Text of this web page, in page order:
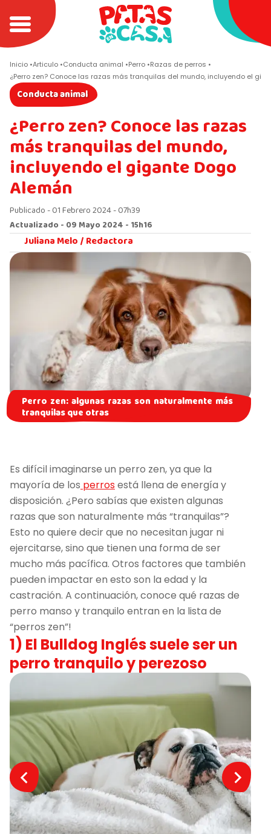
Inicio Articulo Conducta animal Perro Razas de perros
¿Perro zen? Conoce las razas más tranquilas del mundo, incluyendo el
Conducta animal
¿Perro zen? Conoce las razas
más tranquilas del mundo,
incluyendo el gigante Dogo
Alemán
Publicado - 01 Febrero 2024 - 07h39
Actualizado - 09 Mayo 2024 - 15h16
Juliana Melo /Redactora
Perro zen: algunas razas son naturalmente más
tranquilas que otras
Es difícil imaginarse un perro zen, ya que la
mayoría de los perrosestá llena de energía y
disposición. ¿Pero sabías que existen algunas
razas que son naturalmente más “tranquilas”?
Esto no quiere decir que no necesitan jugar ni
ejercitarse, sino que tienen una forma de ser
mucho más pacífica. Otros factores que también
pueden impactar en esto son la edad y la
castración. A continuación, conoce qué razas de
perro manso y tranquilo entran en la lista de
“perros zen”!
1) El Bulldog Inglés suele ser un
perro tranquilo y perezoso